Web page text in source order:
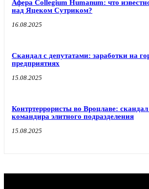
Афера Collegium Humanum: что
над Яцеком Сутриком?
16.08.2025
Скандал с депутатами: заработки на
предприятиях
15.08.2025
Контртеррористы во Вроцлаве:
командира элитного подразделения
15.08.2025